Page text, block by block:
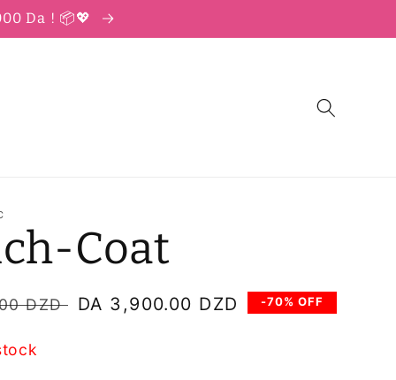
Da ! 📦💖
Coat
DZD Prix
DA 3,900.00 DZD -70% OFF